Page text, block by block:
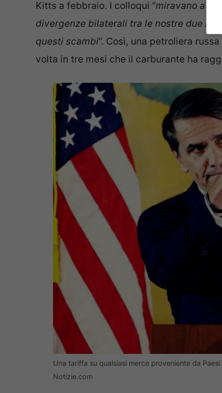
Kitts a febbraio. I colloqui “miravano a
divergenze bilaterali tra le nostre due
questi scambi“. Così, una petroliera
volta in tre mesi che il carburante ha
Una tariffa su qualsiasi merce proveniente da
Notizie.com